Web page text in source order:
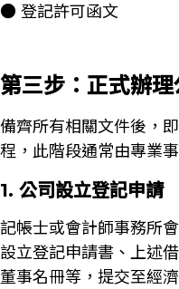
● 登記許可函文
第三步：正式辦
備齊所有相關文件後，
程，此階段通常由專業
1. 公司設立登記申請
記帳士或會計師事務所
設立登記申請書、上述
董事名冊等，提交至經